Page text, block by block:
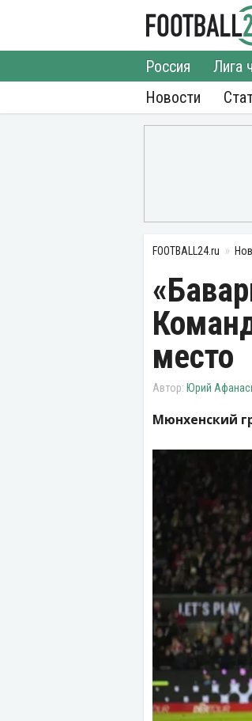
Новости
Россия Лига
FOOTBALL24.ru
место
Юрий
Мюнхенский